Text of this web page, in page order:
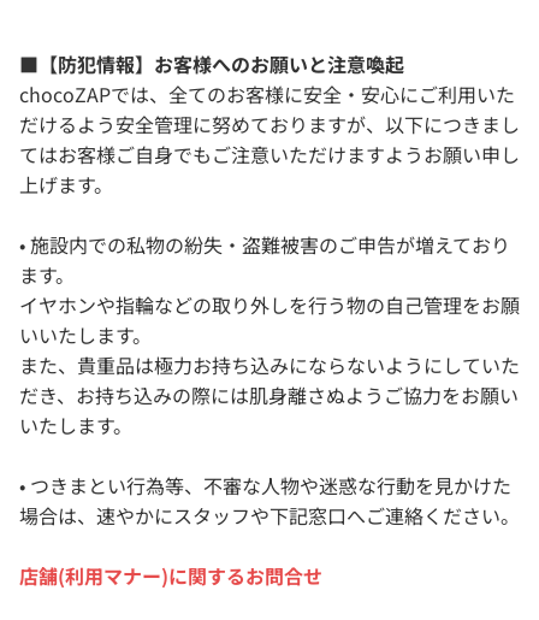
■【防犯情報】お客様へのお願いと注意喚起
chocoZAPでは、全てのお客様に安全・安心にご利用いた
だけるよう安全管理に努めておりますが、以下につきまし
てはお客様ご自身でもご注意いただけますようお願い申し
上げます。
• 施設内での私物の紛失・盗難被害のご申告が増えており
ます。
イヤホンや指輪などの取り外しを行う物の自己管理をお願
いいたします。
また、貴重品は極力お持ち込みにならないようにしていた
だき、お持ち込みの際には肌身離さぬようご協力をお願い
いたします。
• つきまとい行為等、不審な人物や迷惑な行動を見かけた
場合は、速やかにスタッフや下記窓口へご連絡ください。
店舗(利用マナー)に関するお問合せ